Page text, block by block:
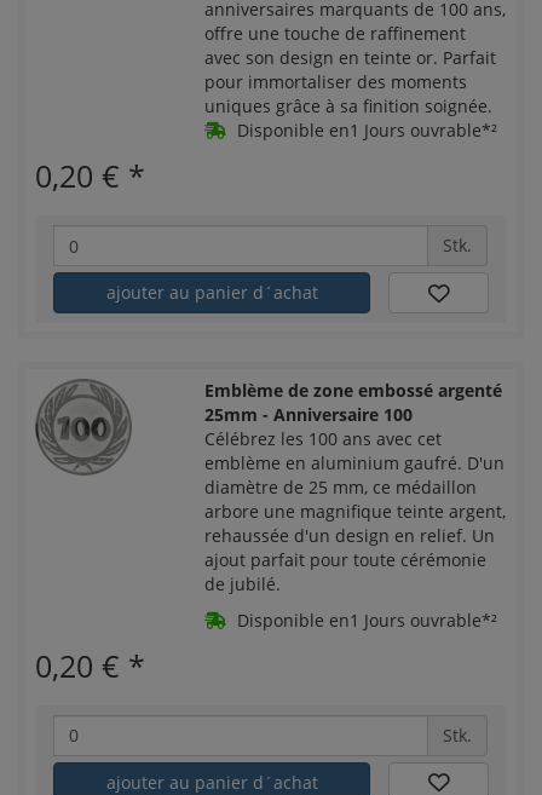
anniversaires marquants de 100 ans,
offre une touche de raffinement
avec son design en teinte or. Parfait
pour immortaliser des moments
uniques grâce à sa finition soignée.
Disponible en1 Jours ouvrable*²
0,20 € *
Stk.
ajouter au panier d´achat
Emblème de zone embossé argenté
25mm - Anniversaire 100
Célébrez les 100 ans avec cet
emblème en aluminium gaufré. D'un
diamètre de 25 mm, ce médaillon
arbore une magnifique teinte argent,
rehaussée d'un design en relief. Un
ajout parfait pour toute cérémonie
de jubilé.
Disponible en1 Jours ouvrable*²
0,20 € *
Stk.
ajouter au panier d´achat